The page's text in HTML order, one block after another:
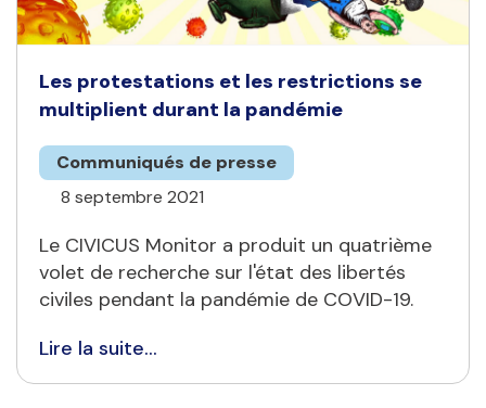
Les protestations et les restrictions se
multiplient durant la pandémie
Communiqués de presse
8 septembre 2021
Le CIVICUS Monitor a produit un quatrième
volet de recherche sur l'état des libertés
civiles pendant la pandémie de COVID-19.
Lire la suite...